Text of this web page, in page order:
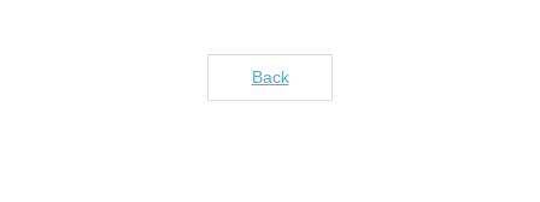
Back